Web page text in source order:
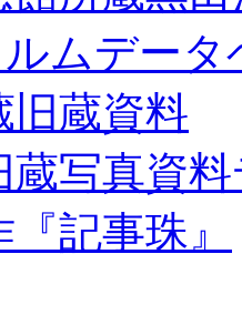
ムデータ
旧蔵資料
蔵写真資
記事珠』